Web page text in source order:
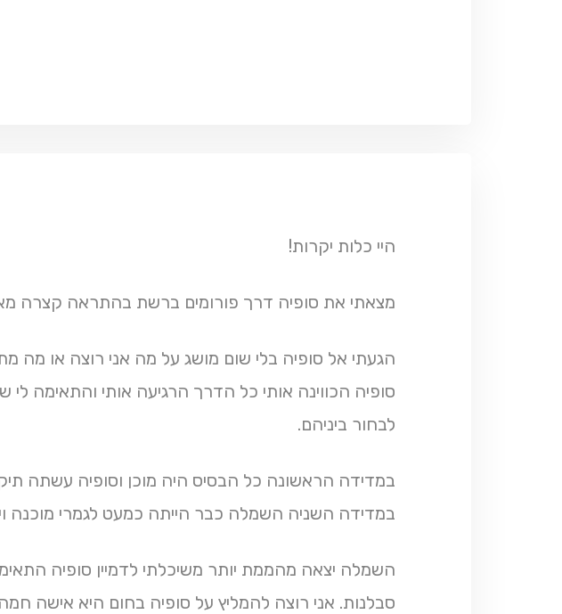
היי כלות יקרות!
מצאתי את סופיה דרך פורומים ברשת בהתראה קצרה
הגעתי אל סופיה בלי שום מושג על מה אני רוצה או מה
סופיה הכווינה אותי כל הדרך הרגיעה אותי והתאימה
לבחור ביניהם.
במדידה הראשונה כל הבסיס היה מוכן וסופיה עשתה
במדידה השניה השמלה כבר הייתה כמעט לגמרי מוכנה
השמלה יצאה מהממת יותר משיכלתי לדמיין סופיה
סבלנות. אני רוצה להמליץ על סופיה בחום היא אישה